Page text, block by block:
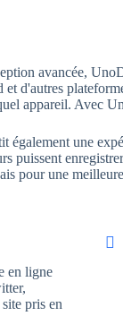
avancée,
d'autres
appareil. Avec
également une
puissent
pour une
en ligne
pris en